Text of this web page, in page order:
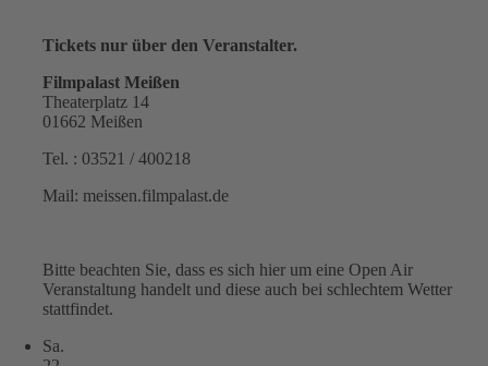
Tickets nur über den Veranstalter.
Filmpalast Meißen
Theaterplatz 14
01662 Meißen
Tel. : 03521 / 400218
Mail: meissen.filmpalast.de
Bitte beachten Sie, dass es sich hier um eine Open Air
Veranstaltung handelt und diese auch bei schlechtem Wetter
stattfindet.
Sa.